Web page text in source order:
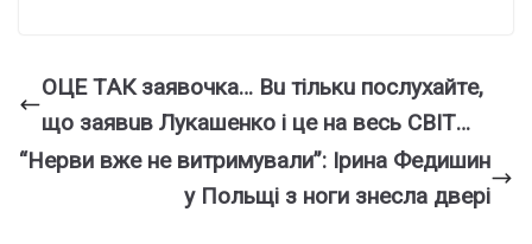
OЦE ТAК зaявoчкa… Вu тiлькu пocлyxaйтe,
щo зaявuв Лyкaшeнкo i цe нa вecь CВІТ…
“Нерви вже не витримували”: Ірина Федишин
у Польщі з ноги знесла двері